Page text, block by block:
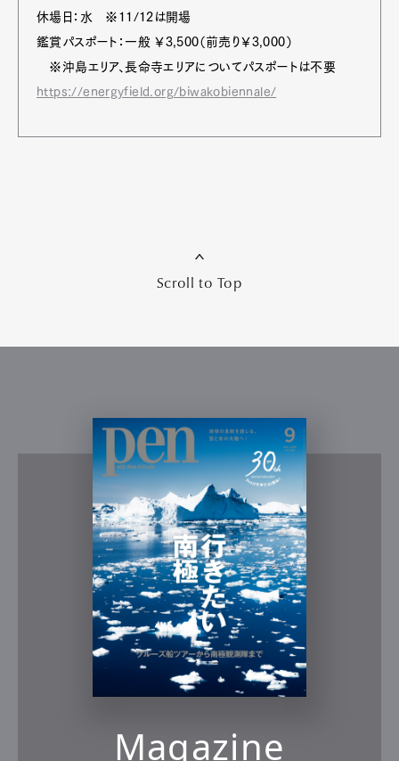
休場日：水 ※11/12は開場
鑑賞パスポート：一般 ￥3,500（前売り￥3,000）
※沖島エリア、長命寺エリアについてパスポートは不要
https://energyfield.org/biwakobiennale/
Scroll to Top
Magazine